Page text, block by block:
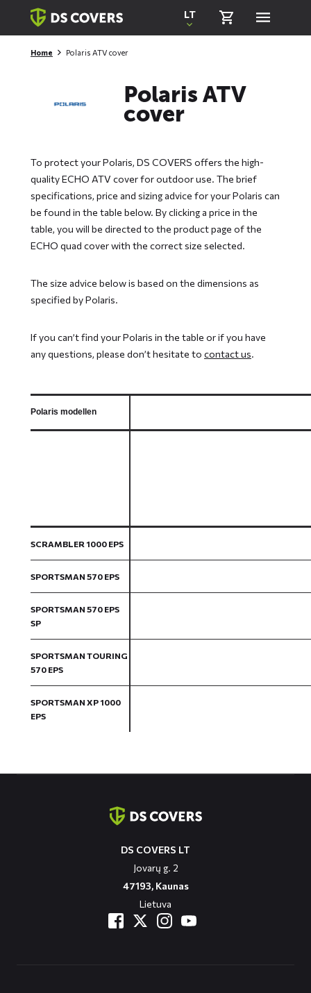
Skiplinks
LT
Home Polaris ATV cover
Polaris ATV
cover
To protect your Polaris, DS COVERS offers the high-
quality ECHO ATV cover for outdoor use. The brief
specifications, price and sizing advice for your Polaris can
be found in the table below. By clicking a price in the
table, you will be directed to the product page of the
ECHO quad cover with the correct size selected.
The size advice below is based on the dimensions as
specified by Polaris.
If you can’t find your Polaris in the table or if you have
any questions, please don’t hesitate to contact us.
Polaris modellen
SCRAMBLER 1000 EPS
SPORTSMAN 570 EPS
SPORTSMAN 570 EPS
SP
SPORTSMAN TOURING
570 EPS
SPORTSMAN XP 1000
EPS
DS COVERS LT
Jovarų g. 2
47193, Kaunas
Lietuva